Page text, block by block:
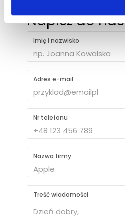
Napisz do nas
Imię i nazwisko
Adres e-mail
Nr telefonu
Nazwa firmy
Treść wiadomości